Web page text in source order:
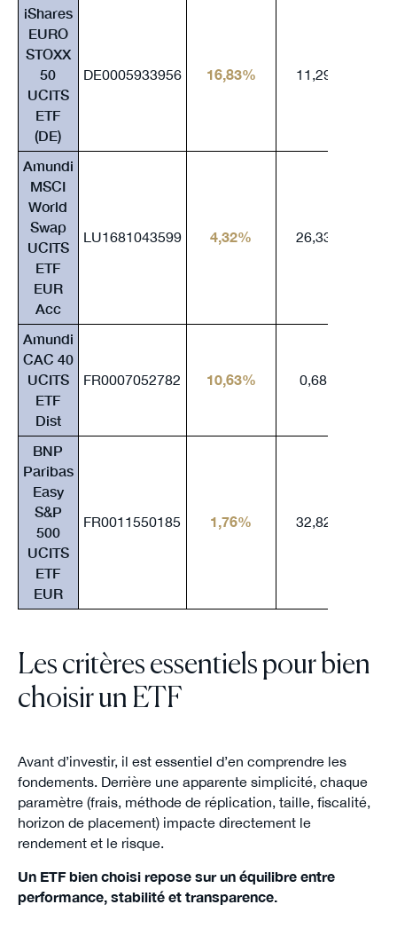
iShares
EURO
STOXX
50
UCITS
ETF
(DE)
DE0005933956 16,83% 11,29%
Amundi
MSCI
World
Swap
UCITS
ETF
EUR
Acc
LU1681043599 4,32% 26,33%
Amundi
CAC 40
UCITS
ETF
Dist
FR0007052782 10,63% 0,68%
BNP
Paribas
Easy
S&P
500
UCITS
ETF
EUR
FR0011550185 1,76% 32,82%
Les critères essentiels pour bien
choisir un ETF
Avant d’investir, il est essentiel d’en comprendre les
fondements. Derrière une apparente simplicité, chaque
paramètre (frais, méthode de réplication, taille, fiscalité,
horizon de placement) impacte directement le
rendement et le risque.
Un ETF bien choisi repose sur un équilibre entre
performance, stabilité et transparence.